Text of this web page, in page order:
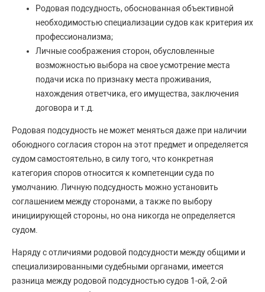
Родовая подсудность, обоснованная объективной
необходимостью специализации судов как критерия их
профессионализма;
Личные соображения сторон, обусловленные
возможностью выбора на свое усмотрение места
подачи иска по признаку места проживания,
нахождения ответчика, его имущества, заключения
договора и т.д.
Родовая подсудность не может меняться даже при наличии
обоюдного согласия сторон на этот предмет и определяется
судом самостоятельно, в силу того, что конкретная
категория споров относится к компетенции суда по
умолчанию. Личную подсудность можно установить
соглашением между сторонами, а также по выбору
инициирующей стороны, но она никогда не определяется
судом.
Наряду с отличиями родовой подсудности между общими и
специализированными судебными органами, имеется
разница между родовой подсудностью судов 1-ой, 2-ой